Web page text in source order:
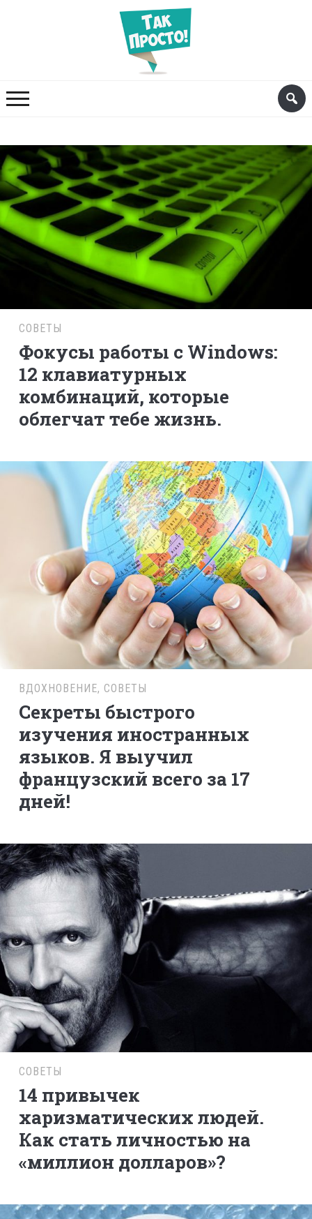
СОВЕТЫ
Фокусы работы с Windows:
12 клавиатурных
комбинаций, которые
облегчат тебе жизнь.
ВДОХНОВЕНИЕ, СОВЕТЫ
Секреты быстрого
изучения иностранных
языков. Я выучил
французский всего за 17
дней!
СОВЕТЫ
14 привычек
харизматических людей.
Как стать личностью на
«миллион долларов»?